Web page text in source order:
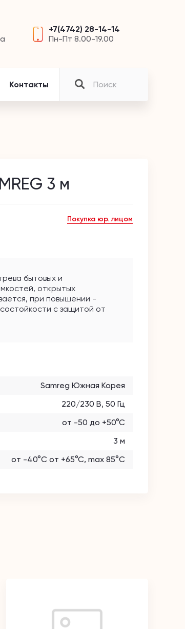
+7(4742) 28-14-14
Пн-Пт 8.00-19.00
Контакты
3 м
Покупка юр. лицом
бытовых и
открытых
при повышении -
с защитой от
потери эклутационных
радиус изгиба
Samreg Южная Корея
220/230 В, 50 Гц
от -50 до +50°С
3 м
от -40°C от +65°С, max 85°С